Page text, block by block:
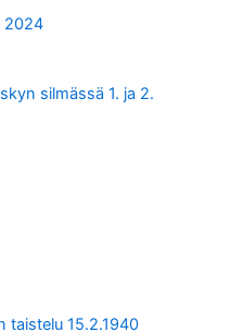
2024
silmässä 1. ja 2.
taistelu 15.2.1940